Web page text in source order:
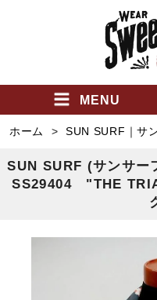
MENU
ホーム > SUN SURF｜サ
SUN SURF (サンサ
SS29404 "THE